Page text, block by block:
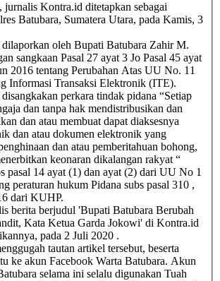
Kontra.id ditetapkan sebagai
Sumatera Utara, pada Kamis, 3
oleh Bupati Batubara Zahir M.
sangkaan Pasal 27 ayat 3 Jo Pasal 45 ayat
2016 tentang Perubahan Atas UU No. 11
Informasi Transaksi Elektronik (ITE).
perkara tindak pidana “Setiap
dan tanpa hak mendistribusikan dan
dan atau membuat dapat diaksesnya
dan atau dokumen elektronik yang
dan atau pemberitahuan bohong,
keonaran dikalangan rakyat “
pasal 14 ayat (1) dan ayat (2) dari UU No 1
peraturan hukum Pidana subs pasal 310 ,
dari KUHP.
berita berjudul 'Bupati Batubara Berubah
Kata Ketua Garda Jokowi' di Kontra.id
pada 2 Juli 2020 .
ke akun Facebook Warta Batubara. Akun
selama ini selalu digunakan Tuah